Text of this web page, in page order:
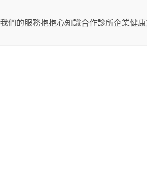
我們的服務抱抱心知識合作診所企業健